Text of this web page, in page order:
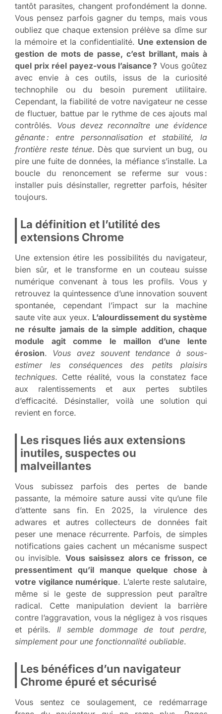
tantôt parasites, changent profondément la donne.
Vous pensez parfois gagner du temps, mais vous
oubliez que chaque extension prélève sa dîme sur
la mémoire et la confidentialité. Une extension de
gestion de mots de passe, c’est brillant, mais à
quel prix réel payez-vous l’aisance ? Vous goûtez
avec envie à ces outils, issus de la curiosité
technophile ou du besoin purement utilitaire.
Cependant, la fiabilité de votre navigateur ne cesse
de fluctuer, battue par le rythme de ces ajouts mal
contrôlés. Vous devez reconnaître une évidence
gênante : entre personnalisation et stabilité, la
frontière reste ténue. Dès que survient un bug, ou
pire une fuite de données, la méfiance s’installe. La
boucle du renoncement se referme sur vous :
installer puis désinstaller, regretter parfois, hésiter
toujours.
La définition et l’utilité des
extensions Chrome
Une extension étire les possibilités du navigateur,
bien sûr, et le transforme en un couteau suisse
numérique convenant à tous les profils. Vous y
retrouvez la quintessence d’une innovation souvent
spontanée, cependant l’impact sur la machine
saute vite aux yeux. L’alourdissement du système
ne résulte jamais de la simple addition, chaque
module agit comme le maillon d’une lente
érosion. Vous avez souvent tendance à sous-
estimer les conséquences des petits plaisirs
techniques. Cette réalité, vous la constatez face
aux ralentissements et aux pertes subtiles
d’efficacité. Désinstaller, voilà une solution qui
revient en force.
Les risques liés aux extensions
inutiles, suspectes ou
malveillantes
Vous subissez parfois des pertes de bande
passante, la mémoire sature aussi vite qu’une file
d’attente sans fin. En 2025, la virulence des
adwares et autres collecteurs de données fait
peser une menace récurrente. Parfois, de simples
notifications gaies cachent un mécanisme suspect
ou invisible. Vous saisissez alors ce frisson, ce
pressentiment qu’il manque quelque chose à
votre vigilance numérique. L’alerte reste salutaire,
même si le geste de suppression peut paraître
radical. Cette manipulation devient la barrière
contre l’aggravation, vous la négligez à vos risques
et périls. Il semble dommage de tout perdre,
simplement pour une fonctionnalité oubliable.
Les bénéfices d’un navigateur
Chrome épuré et sécurisé
Vous sentez ce soulagement, ce redémarrage